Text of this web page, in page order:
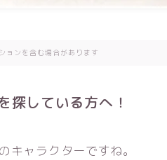
ョンを含む場合があります
探している方へ！
ャラクターですね。